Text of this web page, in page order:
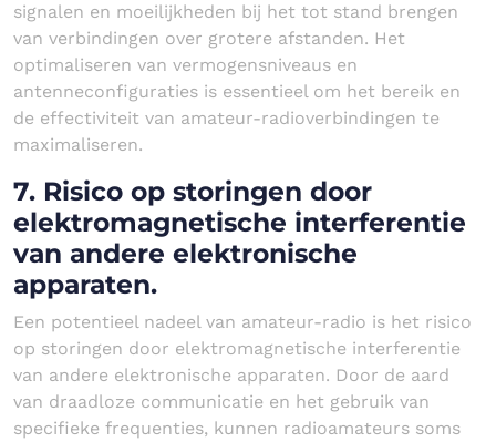
signalen en moeilijkheden bij het tot stand brengen
van verbindingen over grotere afstanden. Het
optimaliseren van vermogensniveaus en
antenneconfiguraties is essentieel om het bereik en
de effectiviteit van amateur-radioverbindingen te
maximaliseren.
7. Risico op storingen door
elektromagnetische interferentie
van andere elektronische
apparaten.
Een potentieel nadeel van amateur-radio is het risico
op storingen door elektromagnetische interferentie
van andere elektronische apparaten. Door de aard
van draadloze communicatie en het gebruik van
specifieke frequenties, kunnen radioamateurs soms